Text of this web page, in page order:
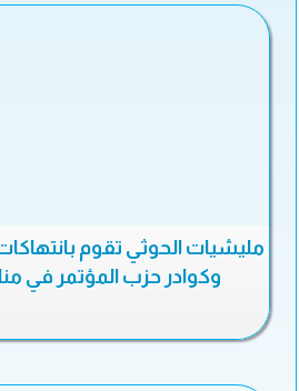
مليشيات الحوثي تقوم
وكوادر حزب المؤتمر في